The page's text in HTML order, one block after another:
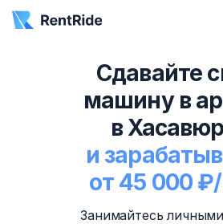
Сдавайте
машину в
в
и
от 45 000
Занимайтесь